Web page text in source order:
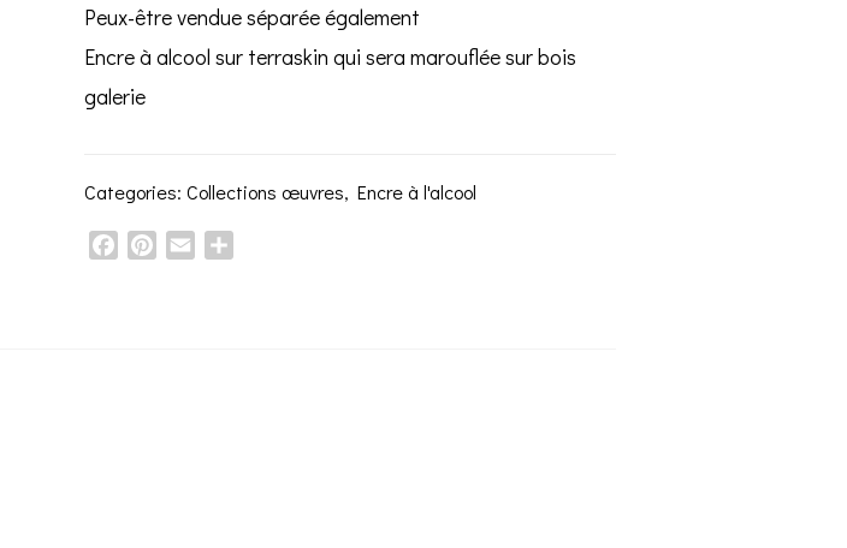
Peux-être vendue séparée également
Encre à alcool sur terraskin qui sera marouflée sur bois
galerie
Categories:Collections œuvres,Encre à l'alcool
FacebookPinterest
Email